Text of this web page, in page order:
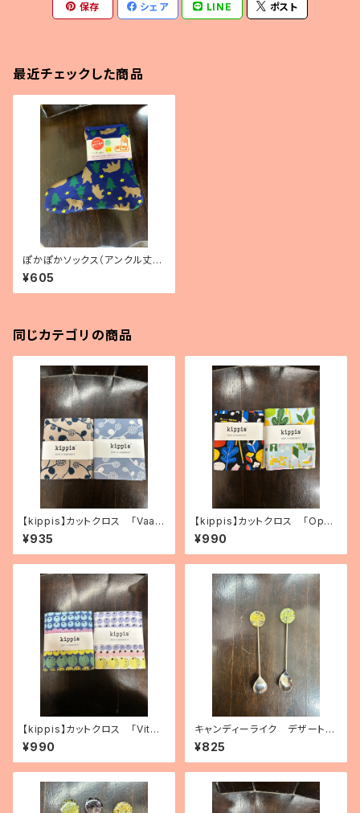
保存 シェア LINE ポスト
最近チェックした商品
ぽかぽかソックス（アンクル丈）
フォレストベア
¥605
同じカテゴリの商品
【kippis】カットクロス 「Vaap
ukka／ラズベリー」（2色）
¥935
【kippis】カットクロス 「Oppi
／教育」（2色）
¥990
【kippis】カットクロス 「Vita
miini／ビタミン」（3種）
¥990
キャンディーライク デザートス
プーン（2種）
¥825